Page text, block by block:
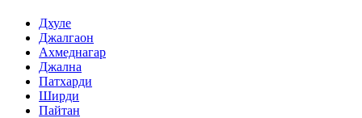
Дхуле
Джалгаон
Ахмеднагар
Джална
Патхарди
Ширди
Пайтан